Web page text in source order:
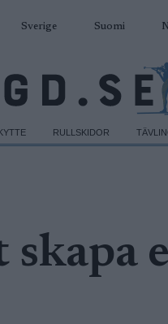
Sverige Suomi
RULLSKIDOR